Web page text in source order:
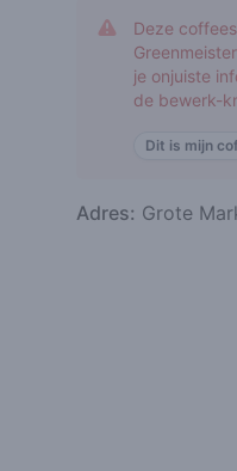
Deze
je onjuiste
de bewerk-
Dit is mijn
Adres: Grote